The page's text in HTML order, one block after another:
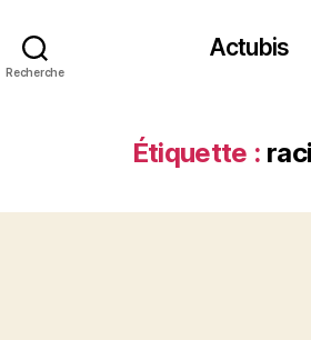
Recherche
Actubis
Étiquette :